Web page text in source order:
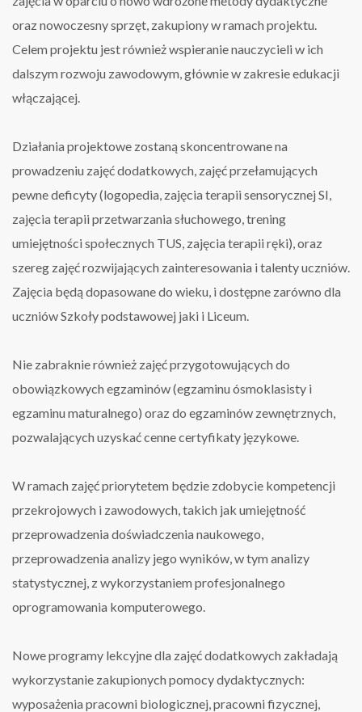
oraz nowoczesny sprzęt, zakupiony w ramach projektu.
Celem projektu jest również wspieranie nauczycieli w ich
dalszym rozwoju zawodowym, głównie w zakresie edukacji
włączającej.
Działania projektowe zostaną skoncentrowane na
prowadzeniu zajęć dodatkowych, zajęć przełamujących
pewne deficyty (logopedia, zajęcia terapii sensorycznej SI,
zajęcia terapii przetwarzania słuchowego, trening
umiejętności społecznych TUS, zajęcia terapii ręki), oraz
szereg zajęć rozwijających zainteresowania i talenty uczniów.
Zajęcia będą dopasowane do wieku, i dostępne zarówno dla
uczniów Szkoły podstawowej jaki i Liceum.
Nie zabraknie również zajęć przygotowujących do
obowiązkowych egzaminów (egzaminu ósmoklasisty i
egzaminu maturalnego) oraz do egzaminów zewnętrznych,
pozwalających uzyskać cenne certyfikaty językowe.
W ramach zajęć priorytetem będzie zdobycie kompetencji
przekrojowych i zawodowych, takich jak umiejętność
przeprowadzenia doświadczenia naukowego,
przeprowadzenia analizy jego wyników, w tym analizy
statystycznej, z wykorzystaniem profesjonalnego
oprogramowania komputerowego.
Nowe programy lekcyjne dla zajęć dodatkowych zakładają
wykorzystanie zakupionych pomocy dydaktycznych:
wyposażenia pracowni biologicznej, pracowni fizycznej,